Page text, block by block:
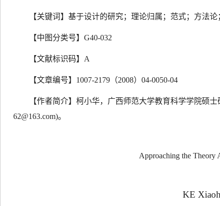
【关键词】基于设计的研究；理论归属；范式；方法
【中图分类号】 G40-032
【文献标识码】 A
【文章编号】 1007-2179（2008） 04-0050-04
【作者简介】柯小华，广西师范大学教育科学学院硕
62@163.com)。
Approaching the Theory
KE